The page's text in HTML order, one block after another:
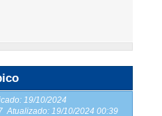
19/10/2024
Atualizado: 19/10/2024 00:39